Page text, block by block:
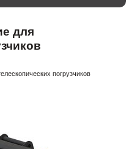
для
погрузчиков